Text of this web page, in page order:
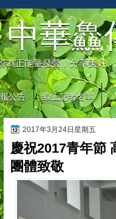
中華鱻
為正能量發聲，分享美好
公告 線上記者名單
2017年3月24日星期五
慶祝2017青年節
團體致敬